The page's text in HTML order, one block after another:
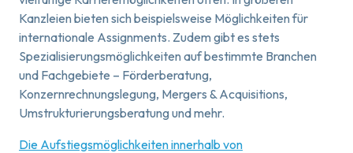
Kanzleien bieten sich beispielsweise Möglichkeiten für
internationale Assignments. Zudem gibt es stets
Spezialisierungsmöglichkeiten auf bestimmte Branchen
und Fachgebiete – Förderberatung,
Konzernrechnungslegung, Mergers & Acquisitions,
Umstrukturierungsberatung und mehr.
Die Aufstiegsmöglichkeiten innerhalb von